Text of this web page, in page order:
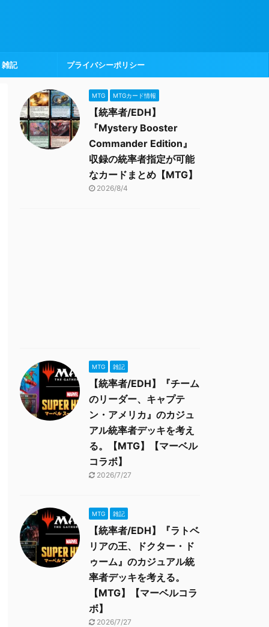
雑記 プライバシーポリシー
MTG MTGカード情報
【統率者/EDH】
『Mystery Booster
Commander Edition』
収録の統率者指定が可能
なカードまとめ【MTG】
2026/8/4
MTG 雑記
【統率者/EDH】『チーム
のリーダー、キャプテ
ン・アメリカ』のカジュ
アル統率者デッキを考え
る。【MTG】【マーベル
コラボ】
2026/7/27
MTG 雑記
【統率者/EDH】『ラトベ
リアの王、ドクター・ド
ゥーム』のカジュアル統
率者デッキを考える。
【MTG】【マーベルコラ
ボ】
2026/7/27